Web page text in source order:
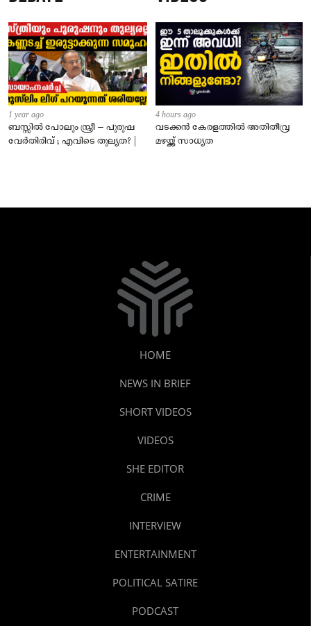
1 year ago
ബസ്സിൽ പോലും സ്ത്രീ – പുരുഷ
വേർതിരിവ് ; എവിടെ തുല്യത? |
4 hours ago
വടക്കൻ കേരളത്തിൽ അതിതീവ്ര
മഴയ്ക്ക് സാധ്യത
HOME
NEWS IN BRIEF
SHORT VIDEOS
VIDEOS
SHE EDITOR
CRIME
INTERVIEW
ENTERTAINMENT
POLITICAL SATIRE
PODCAST